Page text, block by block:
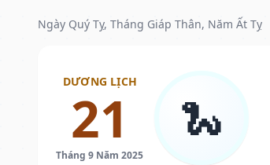
Ngày Quý Tỵ, Tháng Giáp Thân, Năm Ất Tỵ
DƯƠNG LỊCH
21
Tháng 9 Năm 2025
🐍